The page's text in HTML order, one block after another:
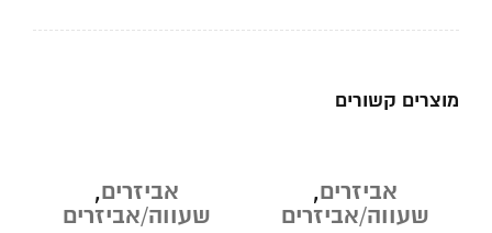
מוצרים קשורים
אביזרים,
שעווה/אביזרים
אביזרים,
שעווה/אביזרים